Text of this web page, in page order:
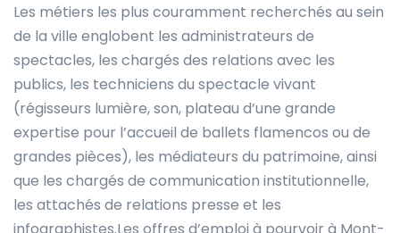
Les métiers les plus couramment recherchés au sein
de la ville englobent les administrateurs de
spectacles, les chargés des relations avec les
publics, les techniciens du spectacle vivant
(régisseurs lumière, son, plateau d’une grande
expertise pour l’accueil de ballets flamencos ou de
grandes pièces), les médiateurs du patrimoine, ainsi
que les chargés de communication institutionnelle,
les attachés de relations presse et les
infographistes.Les offres d’emploi à pourvoir à Mont-